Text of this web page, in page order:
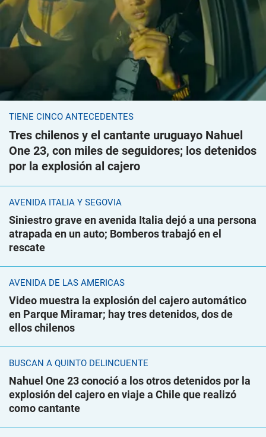
TIENE CINCO ANTECEDENTES
Tres chilenos y el cantante uruguayo Nahuel
One 23, con miles de seguidores; los detenidos
por la explosión al cajero
AVENIDA ITALIA Y SEGOVIA
Siniestro grave en avenida Italia dejó a una persona
atrapada en un auto; Bomberos trabajó en el
rescate
AVENIDA DE LAS AMÉRICAS
Video muestra la explosión del cajero automático
en Parque Miramar; hay tres detenidos, dos de
ellos chilenos
BUSCAN A QUINTO DELINCUENTE
Nahuel One 23 conoció a los otros detenidos por la
explosión del cajero en viaje a Chile que realizó
como cantante